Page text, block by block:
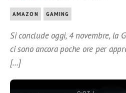
AMAZON GAMING
Si conclude oggi, 4 novembre, la
ci sono ancora poche ore per
[…]